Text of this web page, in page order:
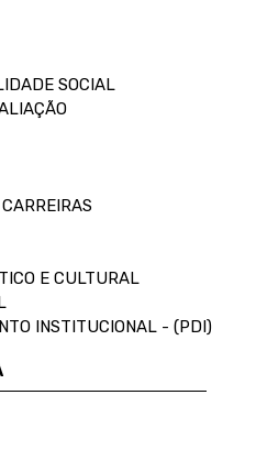
SOCIAL
E CULTURAL
INSTITUCIONAL - (PDI)